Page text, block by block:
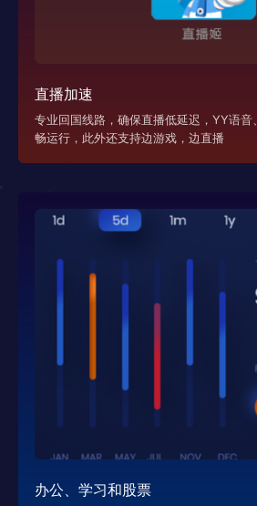
直播加速
专业回国线路，确保直播低延迟，YY语音
畅运行，此外还支持边游戏，边直播
办公、学习和股票